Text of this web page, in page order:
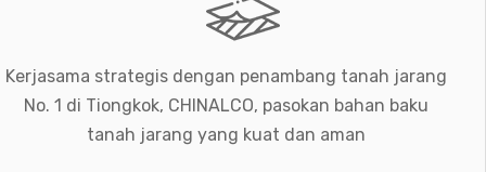
Kerjasama strategis dengan penambang tanah jarang
No. 1 di Tiongkok, CHINALCO, pasokan bahan baku
tanah jarang yang kuat dan aman